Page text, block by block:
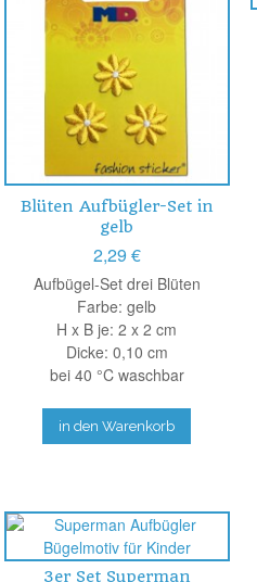
Blüten Aufbügler-Set in
gelb
2,29 €
Aufbügel-Set drei Blüten
Farbe: gelb
H x B je: 2 x 2 cm
Dicke: 0,10 cm
bei 40 °C waschbar
in den Warenkorb
3er Set Superman